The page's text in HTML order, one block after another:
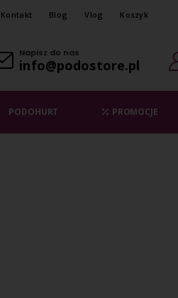
Kontakt Blog Vlog Koszyk
Napisz do nas
info@podostore.pl
PODOHURT PROMOCJE